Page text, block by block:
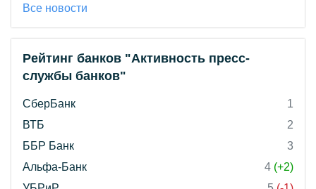
Все новости
Рейтинг банков "Активность пресс-
службы банков"
СберБанк
1
ВТБ
2
ББР Банк
3
Альфа-Банк
4 (+2)